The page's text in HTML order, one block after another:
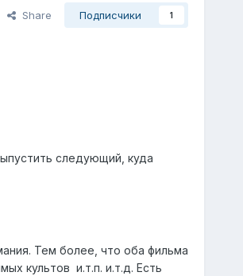
Share Подписчики 1
следующий, куда
Тем более, что оба фильма
культов и.т.п. и.т.д. Есть